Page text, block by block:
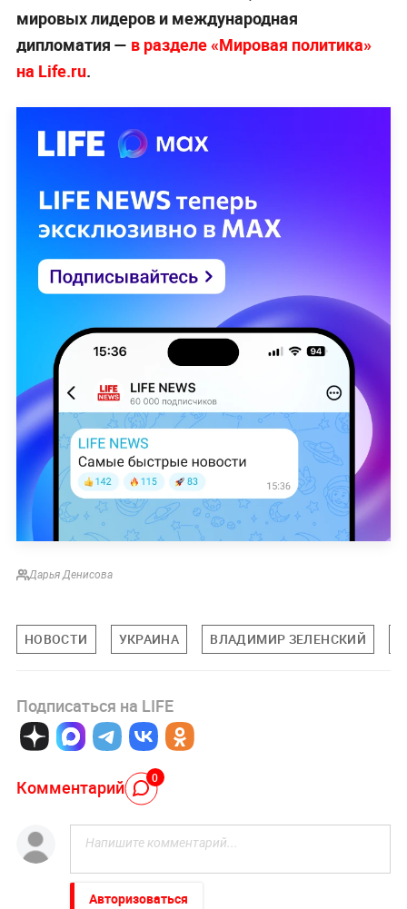
мировых лидеров и международная
дипломатия — в разделе «Мировая политика»
на Life.ru.
Дарья Денисова
НОВОСТИ УКРАИНА ВЛАДИМИР ЗЕЛЕНСКИЙ
Подписаться на LIFE
Комментарий 0
Авторизоваться